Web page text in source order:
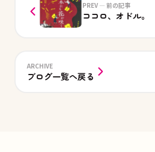
PREV — 前の記事
ココロ、オドル。
ARCHIVE
ブログ一覧へ戻る